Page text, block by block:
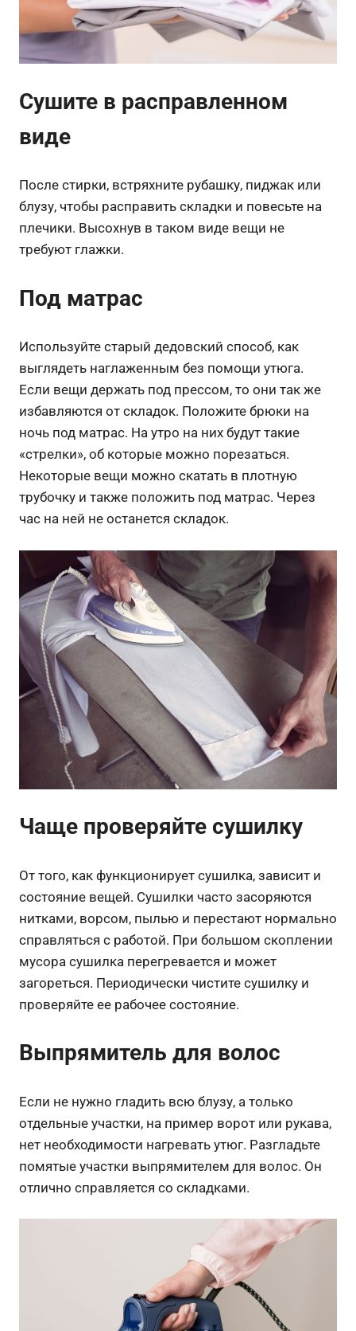
Сушите в расправленном
виде
После стирки, встряхните рубашку, пиджак или
блузу, чтобы расправить складки и повесьте на
плечики. Высохнув в таком виде вещи не
требуют глажки.
Под матрас
Используйте старый дедовский способ, как
выглядеть наглаженным без помощи утюга.
Если вещи держать под прессом, то они так же
избавляются от складок. Положите брюки на
ночь под матрас. На утро на них будут такие
«стрелки», об которые можно порезаться.
Некоторые вещи можно скатать в плотную
трубочку и также положить под матрас. Через
час на ней не останется складок.
Чаще проверяйте сушилку
От того, как функционирует сушилка, зависит и
состояние вещей. Сушилки часто засоряются
нитками, ворсом, пылью и перестают нормально
справляться с работой. При большом скоплении
мусора сушилка перегревается и может
загореться. Периодически чистите сушилку и
проверяйте ее рабочее состояние.
Выпрямитель для волос
Если не нужно гладить всю блузу, а только
отдельные участки, на пример ворот или рукава,
нет необходимости нагревать утюг. Разгладьте
помятые участки выпрямителем для волос. Он
отлично справляется со складками.